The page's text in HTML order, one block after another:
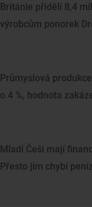
Británie přidělí 8,4
výrobcům ponorek
Průmyslová
o 4 %, hodnota
Mladí Češi mají
Přesto jim chybí